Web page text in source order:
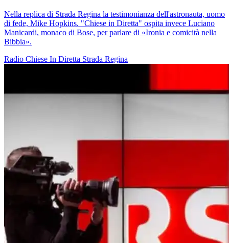
Nella replica di Strada Regina la testimonianza dell'astronauta, uomo
di fede, Mike Hopkins. "Chiese in Diretta" ospita invece Luciano
Manicardi, monaco di Bose, per parlare di «Ironia e comicità nella
Bibbia».
Radio Chiese In Diretta Strada Regina